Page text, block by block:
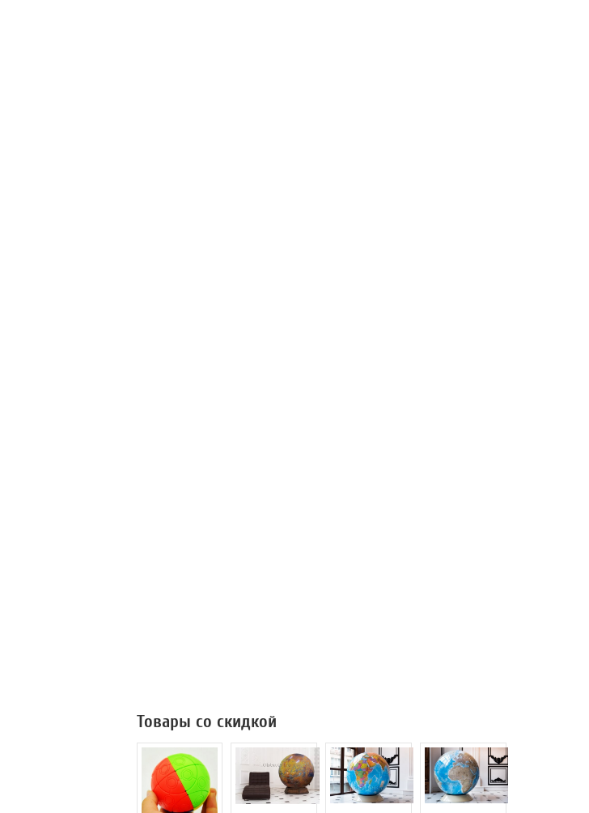
Товары со скидкой